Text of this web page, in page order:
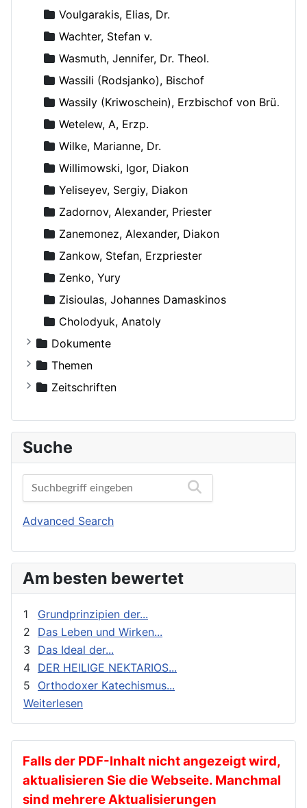
Voulgarakis, Elias, Dr.
Wachter, Stefan v.
Wasmuth, Jennifer, Dr. Theol.
Wassili (Rodsjanko), Bischof
Wassily (Kriwoschein), Erzbischof von Brüssel
Wetelew, A, Erzp.
Wilke, Marianne, Dr.
Willimowski, Igor, Diakon
Yeliseyev, Sergiy, Diakon
Zadornov, Alexander, Priester
Zanemonez, Alexander, Diakon
Zankow, Stefan, Erzpriester
Zenko, Yury
Zisioulas, Johannes Damaskinos
Сholodyuk, Anatoly
Dokumente
Russische Orthodoxe Kirche
Russische Orthodoxe Kirche im Ausland
Themen
Agiographie (Viten)
Autokephale und autonome Kirchen
Beziehung und Ehe
Bibelwissenschaft
Biographien
Buchbesprechungen und Nachrichten
Exegese
Feste
Geistliches Leben
Geschichte
gnadenhafte Erscheinungen
Heilige
Ikonen
Kalender
Katechese
Kinder und Jugendarbeit
Zeitschriften
Der Frohbote
DOM
Orthodoxe Stimmen
Orthodoxes Franken
Orthodoxie Heute
Stimme der Orthodoxie
Suche
Advanced Search
Am besten bewertet
1
Grundprinzipien der...
2
Das Leben und Wirken...
3
Das Ideal der...
4 DER HEILIGE NEKTARIOS...
5
Orthodoxer Katechismus...
Weiterlesen
Falls der PDF-Inhalt nicht angezeigt wird,
aktualisieren Sie die Webseite. Manchmal
sind mehrere Aktualisierungen